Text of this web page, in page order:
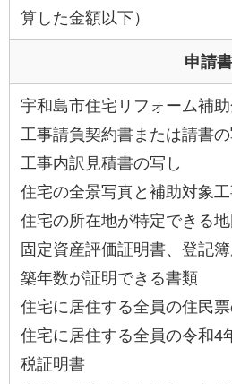
算した金額以下）
申請
宇和島市住宅リフォーム補
工事請負契約書または請書の
工事内訳見積書の写し
住宅の全景写真と補助対象
住宅の所在地が特定できる
固定資産評価証明書、登記
築年数が証明できる書類
住宅に居住する全員の住民票
住宅に居住する全員の令和4
税証明書